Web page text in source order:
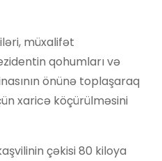
müxalifət
qohumları və
önünə toplaşaraq
xaricə köçürülməsini
çəkisi 80 kiloya